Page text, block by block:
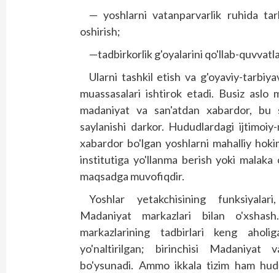
— yoshlarni vatanparvarlik ruhida
oshirish;
—tadbirkorlik g'oyalarini qo'llab-
Ularni tashkil etish va g'oyaviy-
muassasalari ishtirok etadi. Busiz aslo
madaniyat va san'atdan xabardor, bu
saylanishi darkor. Hududlardagi
xabardor bo'lgan yoshlarni mahalliy
institutiga yo'llanma berish yoki
maqsadga muvofiqdir.
Yoshlar yetakchisining
Madaniyat markazlari bilan
markazlarining tadbirlari keng
yo'naltirilgan; birinchisi Madaniyat
bo'ysunadi. Ammo ikkala tizim ham